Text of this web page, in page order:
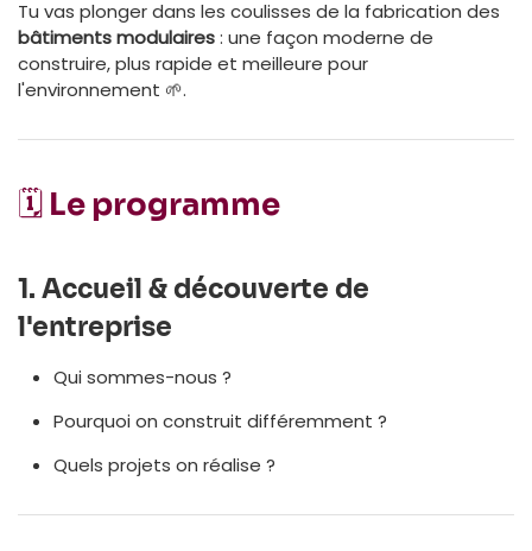
Tu vas plonger dans les coulisses de la fabrication des
bâtiments modulaires: une façon moderne de
construire, plus rapide et meilleure pour
l'environnement 🌱.
🗓 Le programme
1. Accueil & découverte de
l'entreprise
Qui sommes-nous ?
Pourquoi on construit différemment ?
Quels projets on réalise ?